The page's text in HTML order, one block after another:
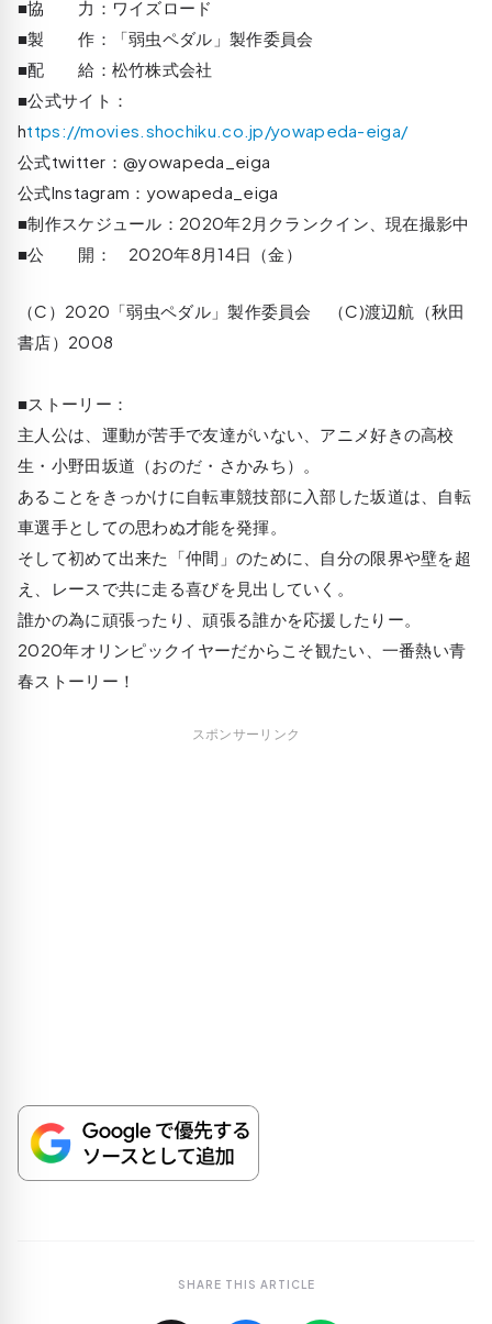
■協 力：ワイズロード
■製 作：「弱虫ペダル」製作委員会
■配 給：松竹株式会社
■公式サイト：
https://movies.shochiku.co.jp/yowapeda-eiga/
公式twitter：@yowapeda_eiga
公式Instagram：yowapeda_eiga
■制作スケジュール：2020年2月クランクイン、現在撮影中
■公 開： 2020年8月14日（金）
（C）2020「弱虫ペダル」製作委員会 （C)渡辺航（秋田
書店）2008
■ストーリー：
主人公は、運動が苦手で友達がいない、アニメ好きの高校
生・小野田坂道（おのだ・さかみち）。
あることをきっかけに自転車競技部に入部した坂道は、自転
車選手としての思わぬ才能を発揮。
そして初めて出来た「仲間」のために、自分の限界や壁を超
え、レースで共に走る喜びを見出していく。
誰かの為に頑張ったり、頑張る誰かを応援したりー。
2020年オリンピックイヤーだからこそ観たい、一番熱い青
春ストーリー！
スポンサーリンク
SHARE THIS ARTICLE